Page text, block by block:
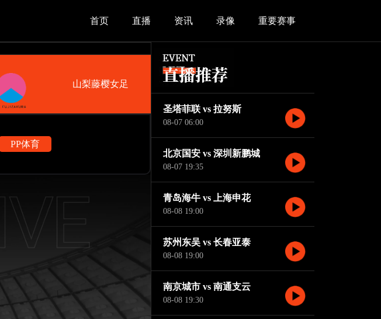
首页 直播 资讯 录像 重要赛事
山梨藤樱女足
PP体育
圣塔菲联 vs 拉努斯
08-07 06:00
北京国安 vs 深圳新鹏城
08-07 19:35
青岛海牛 vs 上海申花
08-08 19:00
苏州东吴 vs 长春亚泰
08-08 19:00
南京城市 vs 南通支云
08-08 19:30